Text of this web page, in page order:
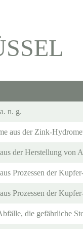
n. g.
aus der Zink-
der Herstellung von
Prozessen der
Prozessen der
die gefährliche